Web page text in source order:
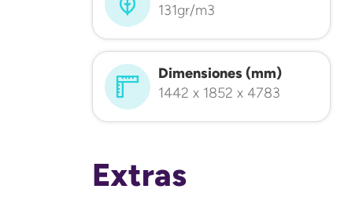
131gr/m3
Dimensiones (mm)
1442 x 1852 x 4783
Extras